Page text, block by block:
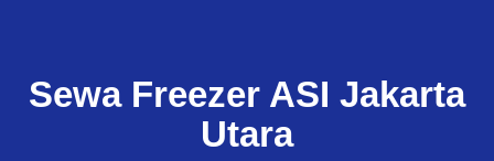
Sewa Freezer ASI Jakarta
Utara